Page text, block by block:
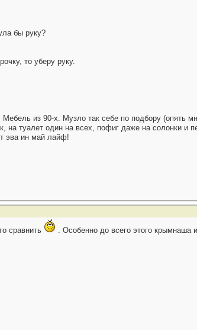
бы руку?
то уберу руку.
из 90-х. Музло так себе по подбору (опять
на туалет один на всех, пофиг даже на солонки и
эва ин май лайф!
сравнить . Особенно до всего этого крымнаша